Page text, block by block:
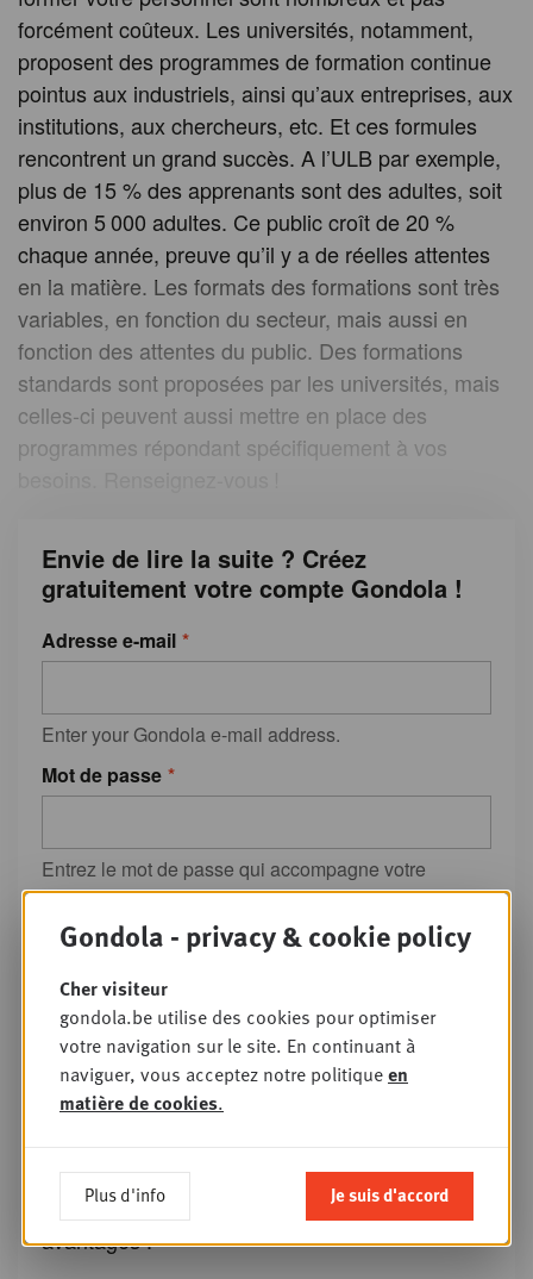
forcément coûteux. Les universités, notamment,
proposent des programmes de formation continue
pointus aux industriels, ainsi qu’aux entreprises, aux
institutions, aux chercheurs, etc. Et ces formules
rencontrent un grand succès. A l’ULB par exemple,
plus de 15 % des apprenants sont des adultes, soit
environ 5 000 adultes. Ce public croît de 20 %
chaque année, preuve qu’il y a de réelles attentes
en la matière. Les formats des formations sont très
variables, en fonction du secteur, mais aussi en
fonction des attentes du public. Des formations
standards sont proposées par les universités, mais
celles-ci peuvent aussi mettre en place des
programmes répondant spécifiquement à vos
Envie de lire la suite ? Créez
gratuitement votre compte Gondola !
Adresse e-mail
Enter your Gondola e-mail address.
Mot de passe
Entrez le mot de passe qui accompagne votre
adresse e-mail
Vous avez oublié votre mot de passe?
Pourquoi créer un compte Gondola ?
contenus à nos lecteurs. En quelques clics
seulement, vous pouvez profiter de tous les
avantages :
Gondola - privacy & cookie policy
Cher visiteur
gondola.be utilise des cookies pour optimiser
votre navigation sur le site. En continuant à
naviguer, vous acceptez notre politiqueen
matière de cookies.
Plus d'info Je suis d'accord